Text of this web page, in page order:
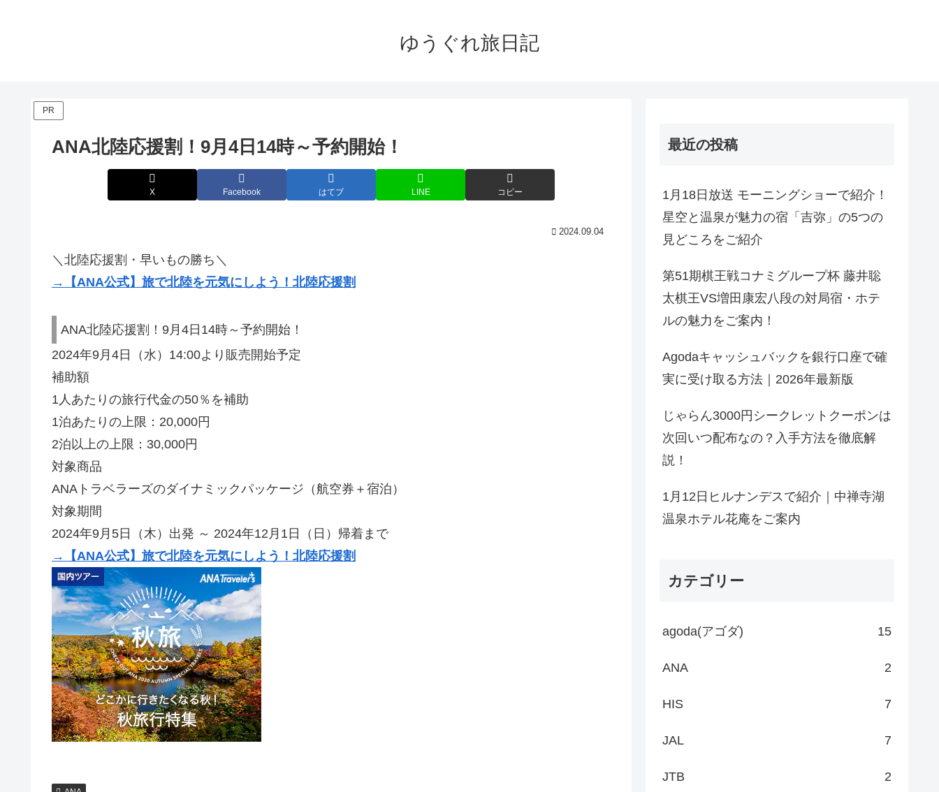
ゆうぐれ旅日記
PR
ANA北陸応援割！9月4日14時～予約開始！
X Facebook はてブ LINE コピー
2024.09.04
＼北陸応援割・早いもの勝ち＼
→【ANA公式】旅で北陸を元気にしよう！北陸応援割
ANA北陸応援割！9月4日14時～予約開始！
2024年9月4日（水）14:00より販売開始予定
補助額
1人あたりの旅行代金の50％を補助
1泊あたりの上限：20,000円
2泊以上の上限：30,000円
対象商品
ANAトラベラーズのダイナミックパッケージ（航空券＋宿泊）
対象期間
2024年9月5日（木）出発 ～ 2024年12月1日（日）帰着まで
→【ANA公式】旅で北陸を元気にしよう！北陸応援割
最近の投稿
1月18日放送 モーニングショーで紹介！
星空と温泉が魅力の宿「吉弥」の5つの
見どころをご紹介
第51期棋王戦コナミグループ杯 藤井聡
太棋王VS増田康宏八段の対局宿・ホテ
ルの魅力をご案内！
Agodaキャッシュバックを銀行口座で確
実に受け取る方法｜2026年最新版
じゃらん3000円シークレットクーポンは
次回いつ配布なの？入手方法を徹底解
説！
1月12日ヒルナンデスで紹介｜中禅寺湖
温泉ホテル花庵をご案内
カテゴリー
agoda(アゴダ) 15
ANA 2
HIS 7
JAL 7
JTB 2